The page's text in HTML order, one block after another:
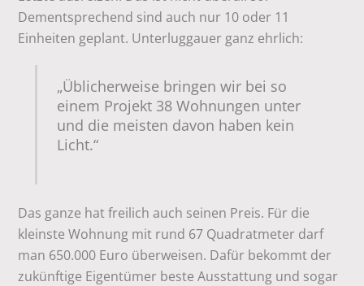
Dementsprechend sind auch nur 10 oder 11
Einheiten geplant. Unterluggauer ganz ehrlich:
„Üblicherweise bringen wir bei so
einem Projekt 38 Wohnungen unter
und die meisten davon haben kein
Licht.“
Das ganze hat freilich auch seinen Preis. Für die
kleinste Wohnung mit rund 67 Quadratmeter darf
man 650.000 Euro überweisen. Dafür bekommt der
zukünftige Eigentümer beste Ausstattung und sogar